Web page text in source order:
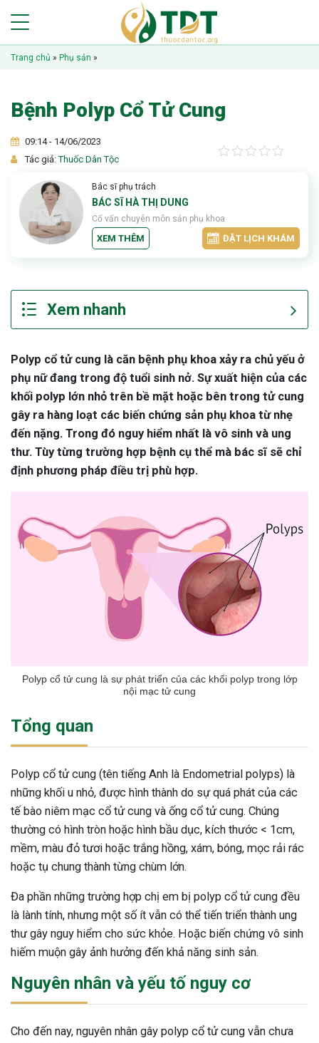
Trang chủ » Phụ sản »
Bệnh Polyp Cổ Tử Cung
09:14 - 14/06/2023
Tác giả:Thuốc Dân Tộc
Bác sĩ phụ trách
BÁC SĨ HÀ THỊ DUNG
Cố vấn chuyên môn sản phụ khoa
XEM THÊM ĐẶT LỊCH KHÁM
Polyp cổ tử cung là căn bệnh phụ khoa xảy ra chủ yếu ở
phụ nữ đang trong độ tuổi sinh nở. Sự xuất hiện của các
khối polyp lớn nhỏ trên bề mặt hoặc bên trong tử cung
gây ra hàng loạt các biến chứng sản phụ khoa từ nhẹ
đến nặng. Trong đó nguy hiểm nhất là vô sinh và ung
thư. Tùy từng trường hợp bệnh cụ thể mà bác sĩ sẽ chỉ
định phương pháp điều trị phù hợp.
Polyp cổ tử cung là sự phát triển của các khối polyp trong lớp
nội mạc tử cung
Tổng quan
Polyp cổ tử cung (tên tiếng Anh là Endometrial polyps) là
những khối u nhỏ, được hình thành do sự quá phát của các
tế bào niêm mạc cổ tử cung và ống cổ tử cung. Chúng
thường có hình tròn hoặc hình bầu dục, kích thước < 1cm,
mềm, màu đỏ tươi hoặc trắng hồng, xám, bóng, mọc rải rác
hoặc tụ chung thành từng chùm lớn.
Đa phần những trường hợp chị em bị polyp cổ tử cung đều
là lành tính, nhưng một số ít vẫn có thể tiến triển thành ung
thư gây nguy hiểm cho sức khỏe. Hoặc biến chứng vô sinh
hiếm muộn gây ảnh hưởng đến khả năng sinh sản.
Nguyên nhân và yếu tố nguy cơ
Cho đến nay, nguyên nhân gây polyp cổ tử cung vẫn chưa